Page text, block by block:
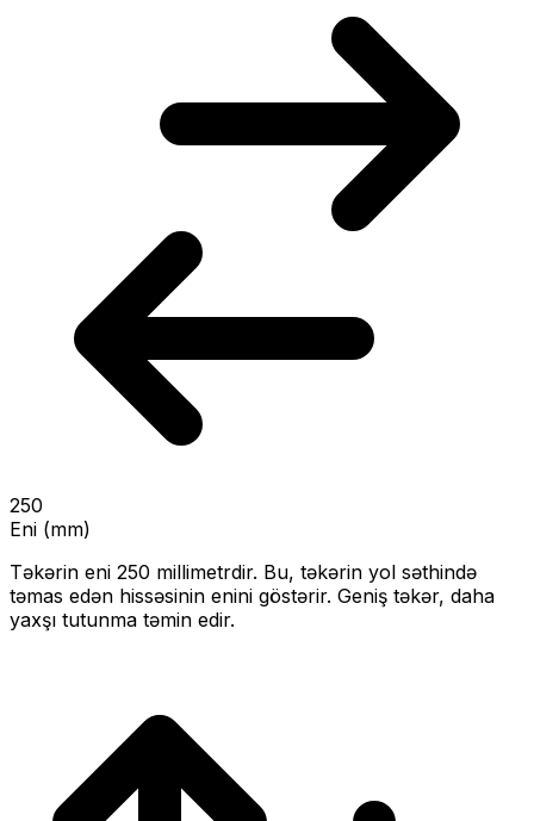
250
Eni (mm)
Təkərin eni 250 millimetrdir. Bu, təkərin yol səthində
təmas edən hissəsinin enini göstərir. Geniş təkər, daha
yaxşı tutunma təmin edir.